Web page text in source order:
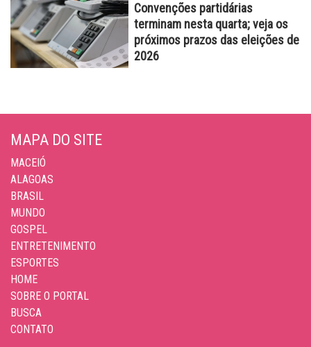
Convenções partidárias
terminam nesta quarta; veja os
próximos prazos das eleições de
2026
MAPA DO SITE
MACEIÓ
ALAGOAS
BRASIL
MUNDO
GOSPEL
ENTRETENIMENTO
ESPORTES
HOME
SOBRE O PORTAL
BUSCA
CONTATO